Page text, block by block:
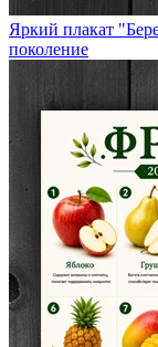
Яркий плакат
поколение